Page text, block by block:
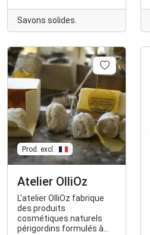
au bon dosage, selon
votre usage, pour
consommer moins et
Savons solides.
Prod. excl.
Atelier OlliOz
L'atelier OlliOz fabrique
des produits
cosmétiques naturels
périgordins formulés à